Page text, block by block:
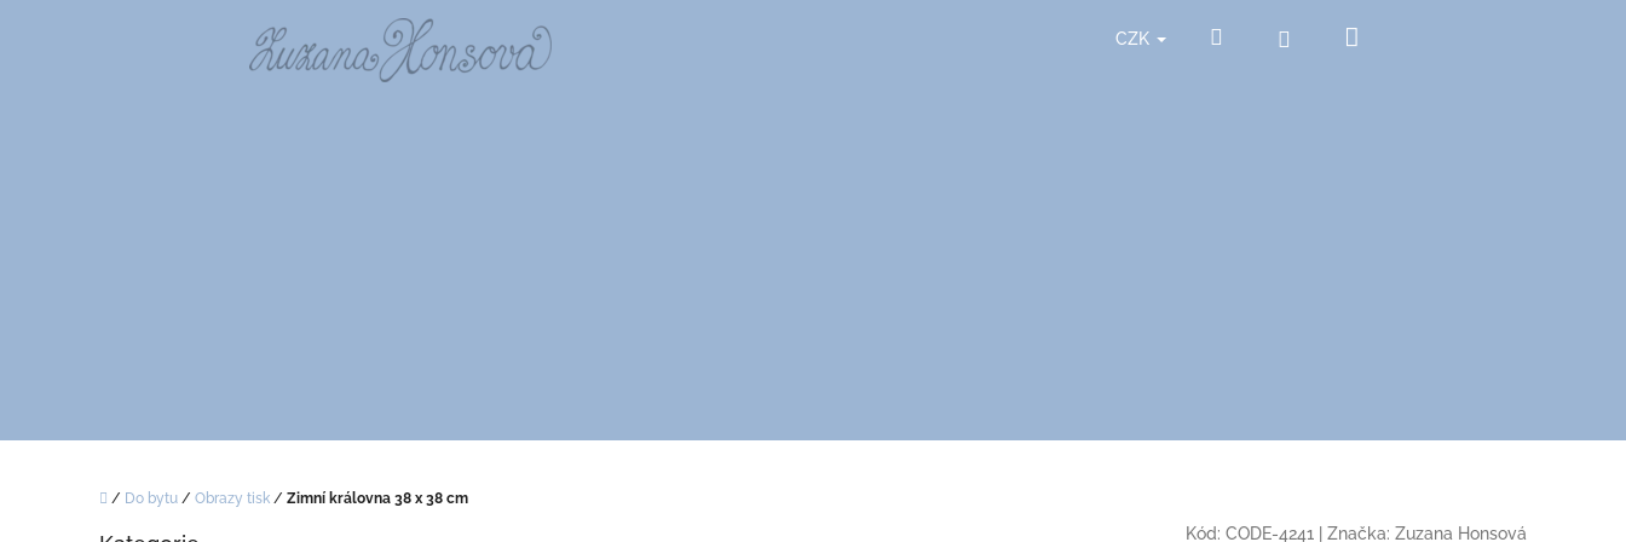
CZK Hledat Přihlášení
Domů
/ Do bytu / Obrazy tisk / Zimní královna 38 x 38 cm
Kód: CODE-4241 Značka: Zuzana Honsová